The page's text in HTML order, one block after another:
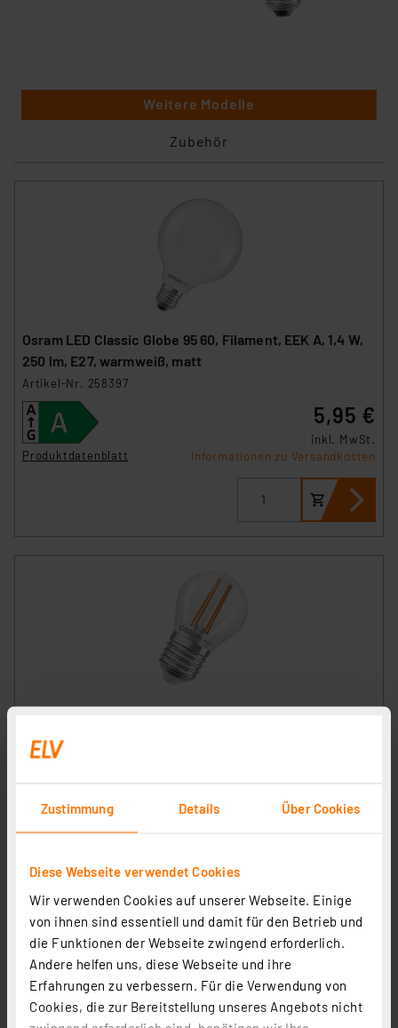
Zustimmung Details Über Cookies
Diese Webseite verwendet Cookies
Wir verwenden Cookies auf unserer Webseite. Einige
von ihnen sind essentiell und damit für den Betrieb und
die Funktionen der Webseite zwingend erforderlich.
Andere helfen uns, diese Webseite und ihre
Erfahrungen zu verbessern. Für die Verwendung von
Cookies, die zur Bereitstellung unseres Angebots nicht
Weitere Modelle
Zubehör
Osram LED Classic Globe 95 60, Filament, EEK A, 1,4 W,
250 lm, E27, warmweiß, matt
Artikel-Nr. 258397
Produktdatenblatt
5,95 €
inkl. MwSt.
Informationen zu Versandkosten
Osram LED Classic P 60, Filament, EEK A, 3,8 W, 806 lm,
Artikel-Nr. 258415
Produktdatenblatt
inkl. MwSt.